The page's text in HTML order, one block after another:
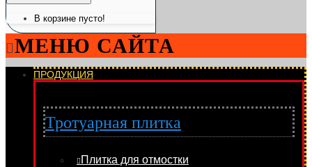
В корзине пусто!
МЕНЮ САЙТА
ПРОДУКЦИЯ
Тротуарная плитка
Плитка для отмостки